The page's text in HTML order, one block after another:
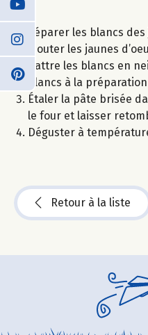
Séparer les blancs
Ajouter les jaunes
Battre les blancs en
blancs à la
Étaler la pâte brisée
le four et laisser
Déguster à
Retour à la liste